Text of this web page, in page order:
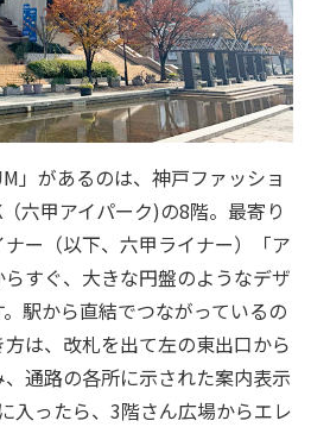
」があるのは、神戸ファッショ
六甲アイパーク)の8階。最寄り
ー（以下、六甲ライナー）「ア
すぐ、大きな円盤のようなデザ
駅から直結でつながっているの
は、改札を出て左の東出口から
通路の各所に示された案内表示
入ったら、3階さん広場からエレ